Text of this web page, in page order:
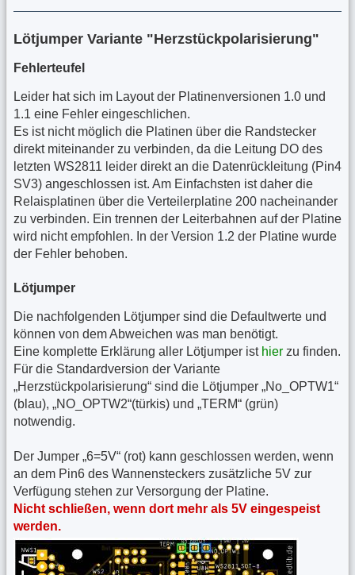
Lötjumper Variante "Herzstückpolarisierung"
Fehlerteufel
Leider hat sich im Layout der Platinenversionen 1.0 und
1.1 eine Fehler eingeschlichen.
Es ist nicht möglich die Platinen über die Randstecker
direkt miteinander zu verbinden, da die Leitung DO des
letzten WS2811 leider direkt an die Datenrückleitung (Pin4
SV3) angeschlossen ist. Am Einfachsten ist daher die
Relaisplatinen über die Verteilerplatine 200 nacheinander
zu verbinden. Ein trennen der Leiterbahnen auf der Platine
wird nicht empfohlen. In der Version 1.2 der Platine wurde
der Fehler behoben.
Lötjumper
Die nachfolgenden Lötjumper sind die Defaultwerte und
können von dem Abweichen was man benötigt.
Eine komplette Erklärung aller Lötjumper ist hier zu finden.
Für die Standardversion der Variante
„Herzstückpolarisierung“ sind die Lötjumper „No_OPTW1“
(blau), „NO_OPTW2“(türkis) und „TERM“ (grün)
notwendig.
Der Jumper „6=5V“ (rot) kann geschlossen werden, wenn
an dem Pin6 des Wannensteckers zusätzliche 5V zur
Verfügung stehen zur Versorgung der Platine.
Nicht schließen, wenn dort mehr als 5V eingespeist
werden.